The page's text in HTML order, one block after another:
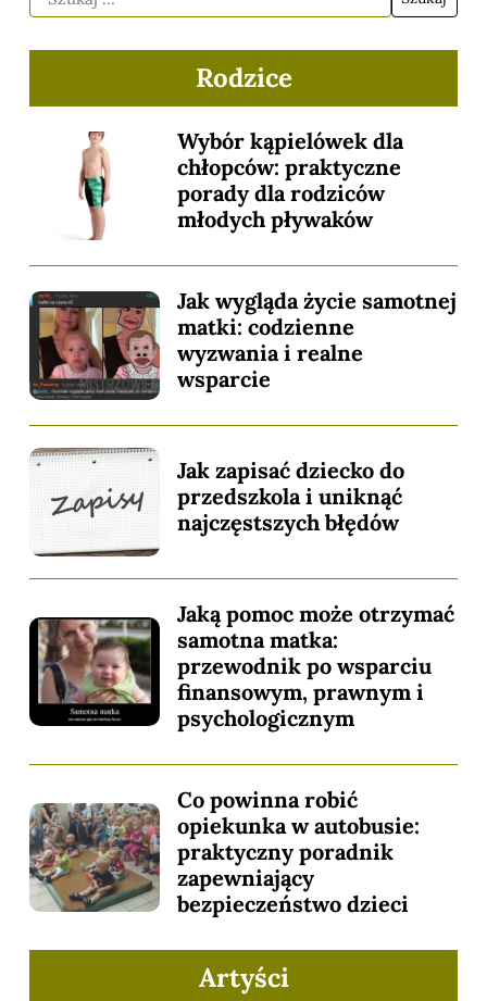
Rodzice
Wybór kąpielówek dla
chłopców: praktyczne
porady dla rodziców
młodych pływaków
Jak wygląda życie samotnej
matki: codzienne
wyzwania i realne
wsparcie
Jak zapisać dziecko do
przedszkola i uniknąć
najczęstszych błędów
Jaką pomoc może otrzymać
samotna matka:
przewodnik po wsparciu
finansowym, prawnym i
psychologicznym
Co powinna robić
opiekunka w autobusie:
praktyczny poradnik
zapewniający
bezpieczeństwo dzieci
Artyści